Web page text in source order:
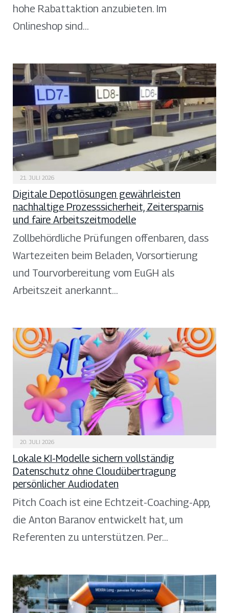
hohe Rabattaktion anzubieten. Im
Onlineshop sind…
21. JULI 2026
Digitale Depotlösungen gewährleisten
nachhaltige Prozesssicherheit, Zeitersparnis
und faire Arbeitszeitmodelle
Zollbehördliche Prüfungen offenbaren, dass
Wartezeiten beim Beladen, Vorsortierung
und Tourvorbereitung vom EuGH als
Arbeitszeit anerkannt…
20. JULI 2026
Lokale KI-Modelle sichern vollständig
Datenschutz ohne Cloudübertragung
persönlicher Audiodaten
Pitch Coach ist eine Echtzeit-Coaching-App,
die Anton Baranov entwickelt hat, um
Referenten zu unterstützen. Per…